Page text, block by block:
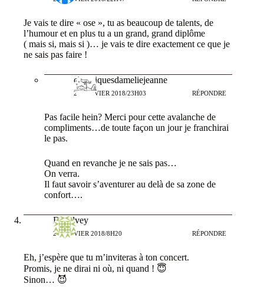
Je vais te dire « ose », tu as beaucoup de talents, de
l’humour et en plus tu a un grand, grand diplôme
( mais si, mais si )… je vais te dire exactement ce que je
ne sais pas faire !
chroniquesdameliejeanne
28 JANVIER 2018/23H03 RÉPONDRE
Pas facile hein? Merci pour cette avalanche de
compliments…de toute façon un jour je franchirai
le pas.
Quand en revanche je ne sais pas…
On verra.
Il faut savoir s’aventurer au delà de sa zone de
confort….
Behelvey
26 JANVIER 2018/8H20 RÉPONDRE
Eh, j’espère que tu m’inviteras à ton concert.
Promis, je ne dirai ni où, ni quand ! 😇
Sinon… 😈